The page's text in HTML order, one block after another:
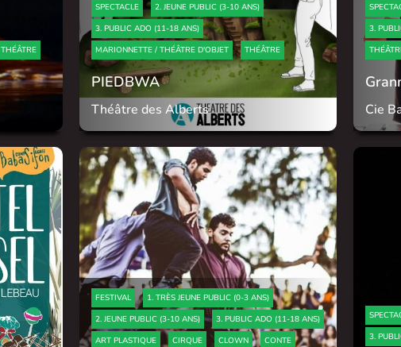
THÉÂTRE
SPECTACLE
2. JEUNE PUBLIC (3-10 ANS)
3. PUBLIC ADO (11-18 ANS)
MARIONNETTE / THÉÂTRE D'OBJET
THÉÂTRE
PIEDBWA
Théâtre des Alberts
3.
Cie
FESTIVAL
1. TRÈS JEUNE PUBLIC (0-3 ANS)
2. JEUNE PUBLIC (3-10 ANS)
3. PUBLIC ADO (11-18 ANS)
ART PLASTIQUE
CIRQUE CLOWN
CONTE
3.